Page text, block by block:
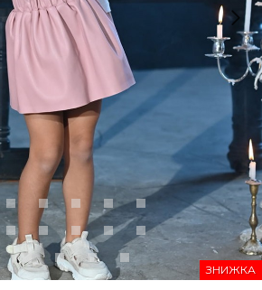
ЗНИЖКА